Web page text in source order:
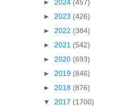
► 2024 (457)
► 2023 (426)
► 2022 (384)
► 2021 (542)
► 2020 (693)
► 2019 (846)
► 2018 (876)
▼ 2017 (1700)